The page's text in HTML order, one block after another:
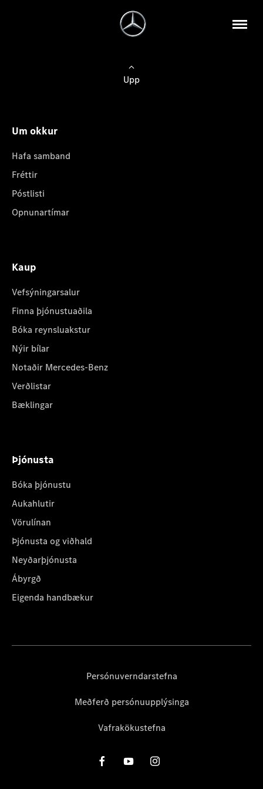
Upp
Um okkur
Hafa samband
Fréttir
Póstlisti
Opnunartímar
Kaup
Vefsýningarsalur
Finna þjónustuaðila
Bóka reynsluakstur
Nýir bílar
Notaðir Mercedes-Benz
Verðlistar
Bæklingar
Þjónusta
Bóka þjónustu
Aukahlutir
Vörulínan
Þjónusta og viðhald
Neyðarþjónusta
Ábyrgð
Eigenda handbækur
Persónuverndarstefna
Meðferð persónuupplýsinga
Vafrakökustefna